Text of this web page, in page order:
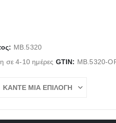
ΜΒ.5320
σε 4-10 ημέρες GTIN: ΜΒ.5320-